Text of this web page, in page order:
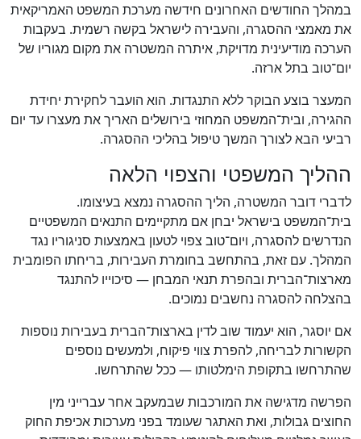
במהלך החודשים האחרונים חידשה מערכת המשפט האמריקאית
את מאמצי ההסגרה, והעבירה לישראל בקשה רשמית. בעקבות
הערכה מודיעינית מדויקת, איתרה המשטרה את מקום מגוריו של
יום־טוב בתל ארזה.
המעצר בוצע הבוקר ללא התנגדות. הוא הועבר לחקירת יחידת
ההגירה, ובית־המשפט המחוזי בירושלים האריך את מעצרו עד יום
רביעי הבא לצורך המשך טיפול בהליכי ההסגרה.
ההליך המשפטי והצפוי הלאה
לדברי דובר המשטרה, הליך ההסגרה נמצא בעיצומו.
בית־המשפט בישראל יבחן אם מתקיימים התנאים המשפטיים
הנדרשים להסגרה, ויום־טוב צפוי לטעון באמצעות סניגוריו נגד
המהלך. עם זאת, בהתחשב בחומרת העבירות, בריחתו הפומבית
מארצות־הברית ובהפרת תנאי המבחן — סיכוייו להתנגד
בהצלחה להסגרה נחשבים נמוכים.
אם יוסגר, הוא יעמוד שוב לדין בארצות־הברית בעבירות נוספות
הקשורות לבריחה, להפרת צווי פיקוח, ולמעשים נוספים
שהתרחשו בתקופת הימלטותו — ככל שהתרחשו.
הפרשה מדגישה את המורכבות שבמעקב אחר עברייני מין
החוצים גבולות, ואת האתגר שעומד בפני מערכות אכיפת החוק